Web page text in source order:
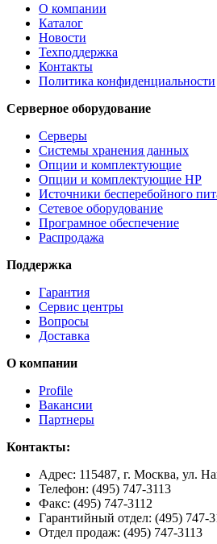
О компании
Каталог
Новости
Техподдержка
Контакты
Политика конфиденциальности
Серверное оборудование
Серверы
Системы хранения данных
Опции и комплектующие
Опции и комплектующие HP
Источники бесперебойного
Сетевое оборудование
Програмное обеспечение
Распродажа
Поддержка
Гарантия
Сервис центры
Вопросы
Доставка
О компании
Profile
Вакансии
Партнеры
Контакты:
Адрес: 115487, г. Москва, ул.
Телефон: (495) 747-3113
Факс: (495) 747-3112
Гарантийный отдел: (495) 747-
Отдел продаж: (495) 747-3113